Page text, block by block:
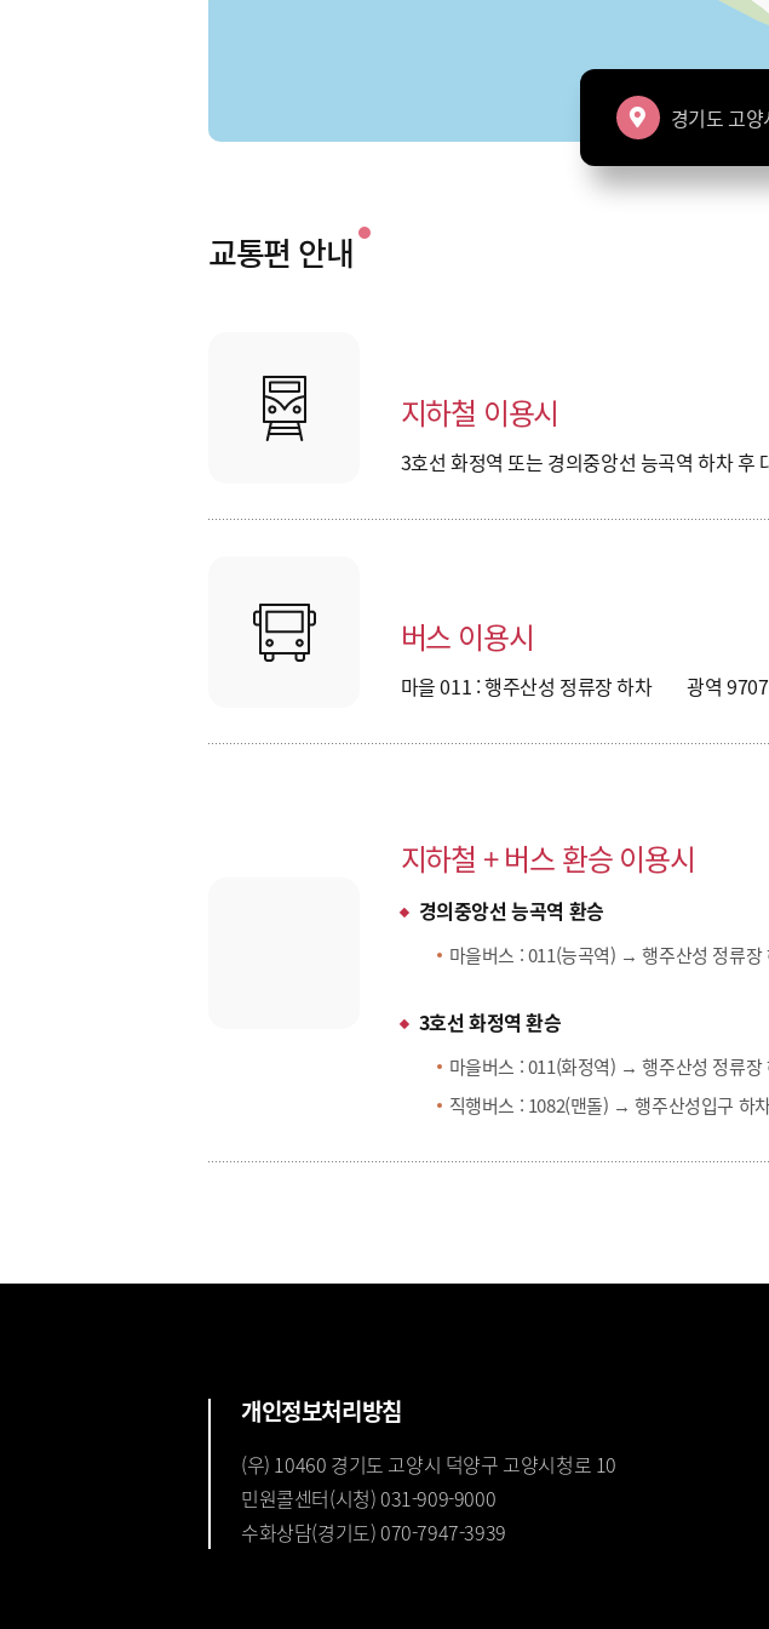
경기도 고
교통편 안내
지하철 이용시
3호선 화정역 또는 경의중앙선 능곡역 하차 후
버스 이용시
마을 011 : 행주산성 정류장 하차 광역 9707
지하철 + 버스 환승 이용시
경의중앙선 능곡역 환승
마을버스 :011(능곡역) →행주산성 정류장
3호선 화정역 환승
마을버스 :011(화정역) →행주산성 정류장
직행버스 : 1082(맨돌) →행주산성입구 하
개인정보처리방침
(우) 10460 경기도 고양시 덕양구 고양시청로 10
민원콜센터(시청) 031-909-9000
수화상담(경기도) 070-7947-3939